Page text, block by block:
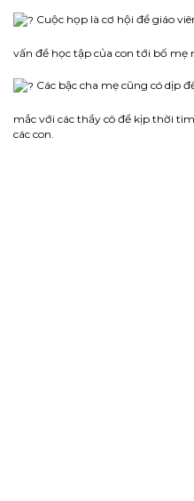
Cuộc họp là cơ hội để giáo
vấn đề học tập của con tới bố mẹ
Các bậc cha mẹ cũng có dịp
mắc với các thầy cô để kịp thời
các con.